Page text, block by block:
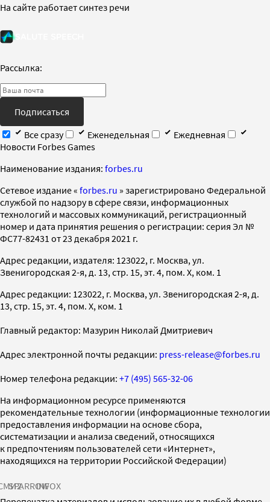
На сайте работает синтез речи
Рассылка:
Подписаться
Все сразу
Еженедельная
Ежедневная
Новости Forbes Games
Наименование издания: forbes.ru
Cетевое издание « forbes.ru » зарегистрировано Федеральной
службой по надзору в сфере связи, информационных
технологий и массовых коммуникаций, регистрационный
номер и дата принятия решения о регистрации: серия Эл №
ФС77-82431 от 23 декабря 2021 г.
Адрес редакции, издателя: 123022, г. Москва, ул.
Звенигородская 2-я, д. 13, стр. 15, эт. 4, пом. X, ком. 1
Адрес редакции: 123022, г. Москва, ул. Звенигородская 2-я, д.
13, стр. 15, эт. 4, пом. X, ком. 1
Главный редактор: Мазурин Николай Дмитриевич
Адрес электронной почты редакции: press-release@forbes.ru
Номер телефона редакции: +7 (495) 565-32-06
На информационном ресурсе применяются
рекомендательные технологии (информационные технологии
предоставления информации на основе сбора,
систематизации и анализа сведений, относящихся
к предпочтениям пользователей сети «Интернет»,
находящихся на территории Российской Федерации)
SPARROWINFOX